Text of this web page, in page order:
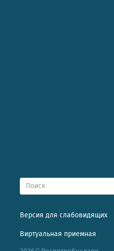
Версия для слабовидящих
Виртуальная приемная